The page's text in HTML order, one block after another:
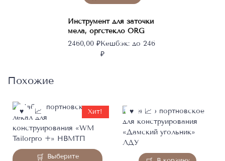
Инструмент для заточки
мела, оргстекло ORG
2460,00 ₽Кешбэк:до 246
₽
Похожие
Выберите
Этот
Хит!